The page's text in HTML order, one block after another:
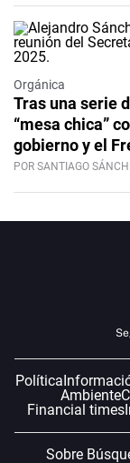
Orgánica
Tras una serie
“mesa chica”
gobierno y el
POR SANTIAGO
Política
Ambiente
Financial times
Sobre